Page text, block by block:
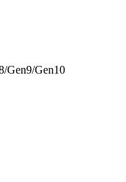
Gen9/Gen10